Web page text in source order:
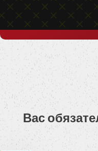
Вас